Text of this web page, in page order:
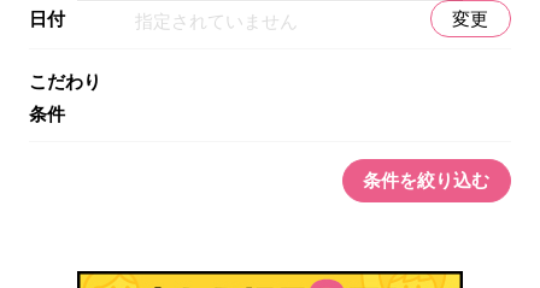
日付 指定されていません 変更
こだわり
条件
条件を絞り込む